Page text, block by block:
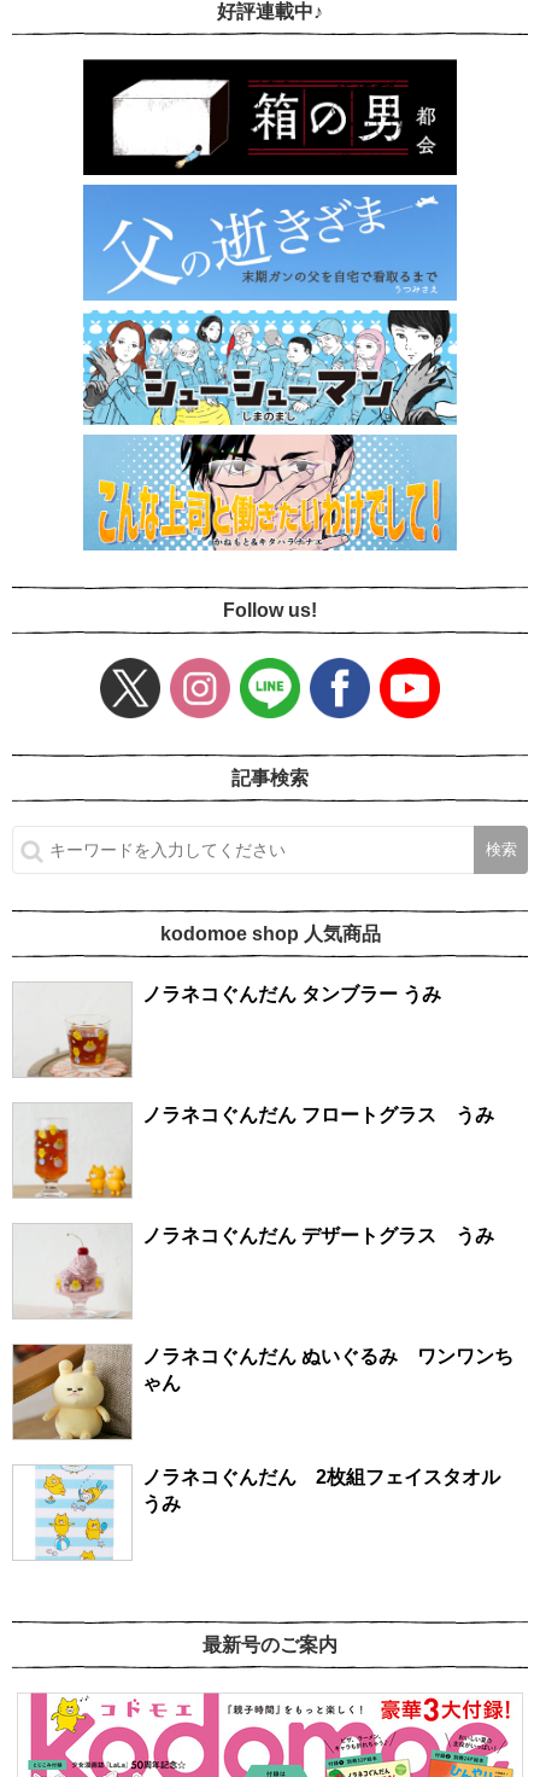
好評連載中♪
Follow us!
記事検索
kodomoe shop 人気商品
ノラネコぐんだん タンブラー うみ
ノラネコぐんだん フロートグラス うみ
ノラネコぐんだん デザートグラス うみ
ノラネコぐんだん ぬいぐるみ ワンワンち
ゃん
ノラネコぐんだん 2枚組フェイスタオル
うみ
最新号のご案内